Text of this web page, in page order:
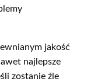
jakość
najlepsze
zostanie źle